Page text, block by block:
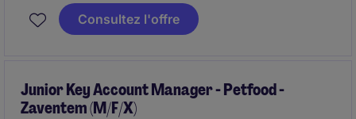
mailings, ainsi que création de supports de
communication pour les réseaux sociaux.
Consultez l'offre
Junior Key Account Manager - Petfood -
Zaventem (M/F/X)